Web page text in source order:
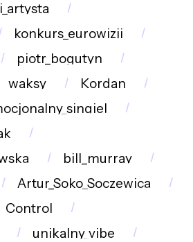
konkurs_eurowizji
piotr_bogutyn
waksy
Kordan
bill_murray
Artur_Soko_Soczewica
Control
unikalny_vibe